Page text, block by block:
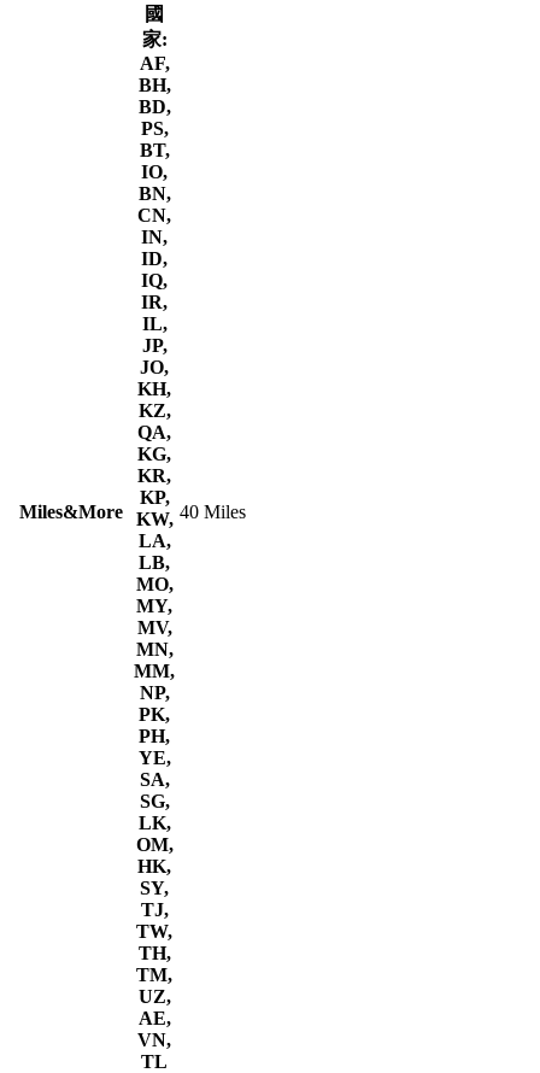
Miles&More
國
家:
AF,
BH,
BD,
PS,
BT,
IO,
BN,
CN,
IN,
ID,
IQ,
IR,
IL,
JP,
JO,
KH,
KZ,
QA,
KG,
KR,
KP,
KW,
LA,
LB,
MO,
MY,
MV,
MN,
MM,
NP,
PK,
PH,
YE,
SA,
SG,
LK,
OM,
HK,
SY,
TJ,
TW,
TH,
TM,
UZ,
AE,
VN,
TL
40 Miles